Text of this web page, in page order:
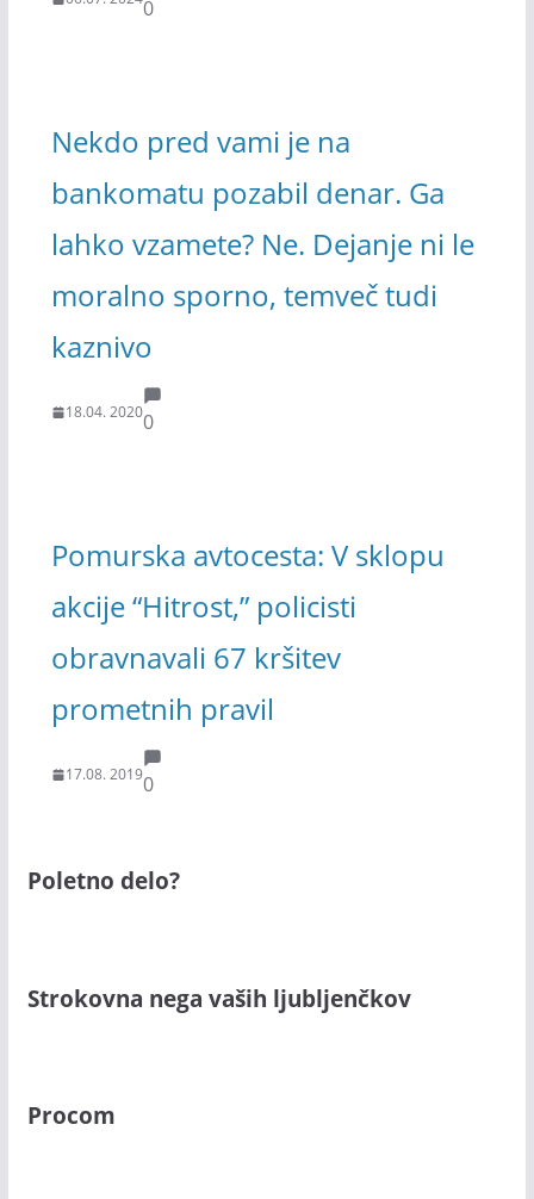
0
Nekdo pred vami je na
bankomatu pozabil denar. Ga
lahko vzamete? Ne. Dejanje ni le
moralno sporno, temveč tudi
kaznivo
18.04. 20200
Pomurska avtocesta: V sklopu
akcije “Hitrost,” policisti
obravnavali 67 kršitev
prometnih pravil
17.08. 20190
Poletno delo?
Strokovna nega vaših ljubljenčkov
Procom